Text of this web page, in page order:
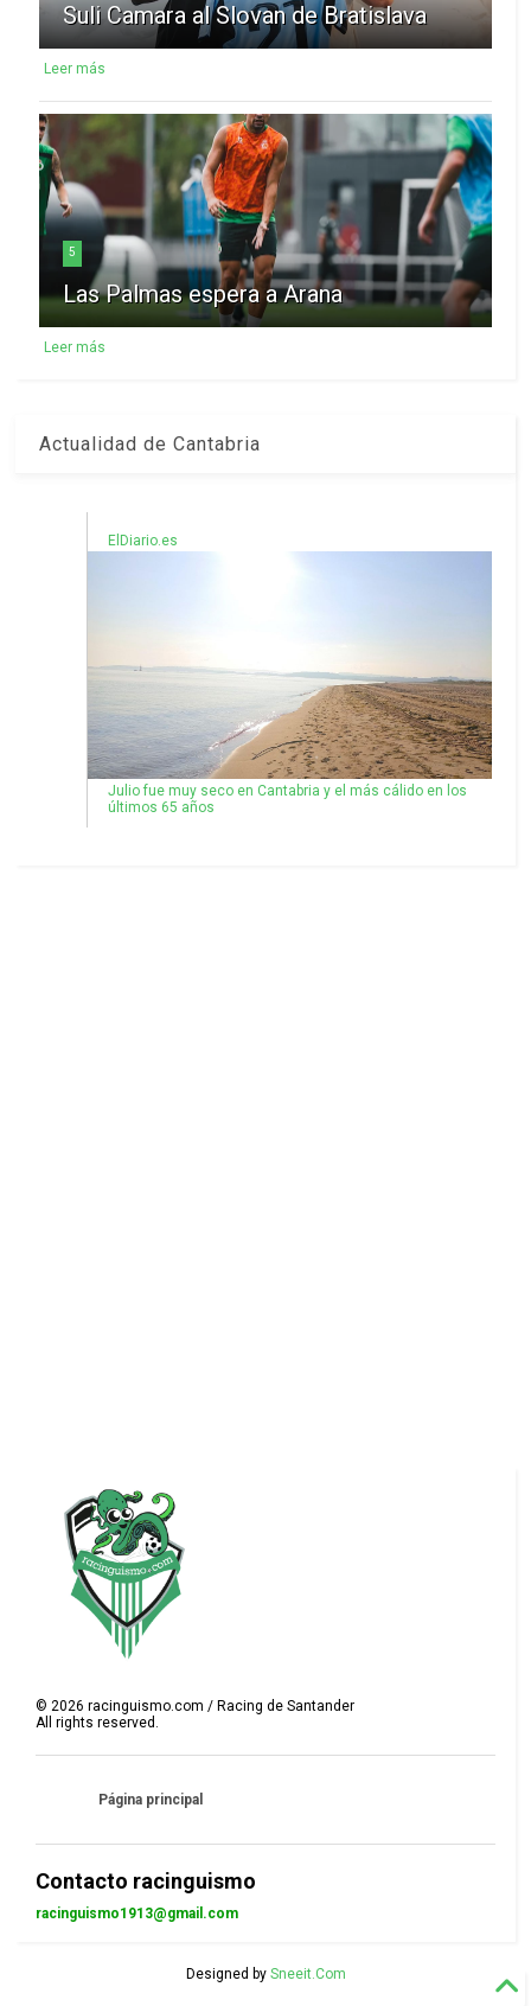
Suli Camara al Slovan de Bratislava
Leer más
5
Las Palmas espera a Arana
Leer más
Actualidad de Cantabria
ElDiario.es
Julio fue muy seco en Cantabria y el más cálido en los
últimos 65 años
©2026 racinguismo.com / Racing de Santander
All rights reserved.
Página principal
Contacto racinguismo
racinguismo1913@gmail.com
Designed by Sneeit.Com